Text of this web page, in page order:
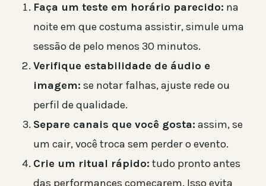
Faça um teste em horário parecido: na
noite em que costuma assistir, simule uma
sessão de pelo menos 30 minutos.
Verifique estabilidade de áudio e
imagem: se notar falhas, ajuste rede ou
perfil de qualidade.
Separe canais que você gosta: assim, se
um cair, você troca sem perder o evento.
Crie um ritual rápido: tudo pronto antes
das performances começarem. Isso evita